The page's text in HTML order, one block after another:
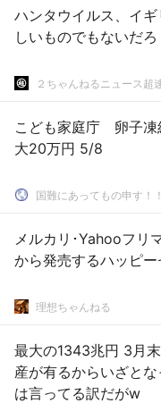
ハンタウイルス、イギリス上陸 | ハンタ
しいものでもないだろ
２ちゃんねるニュース超
こども家庭庁 卵子凍
大20万円 5/8
国難にあってもの申す！！
メルカリ･Yahooフリ
から発売するハッピ
理想ちゃんねる
最大の1343兆円 3月末 #国の借金 | まあ、国民の金融資
産が有るからいざと
は言ってる訳だがw